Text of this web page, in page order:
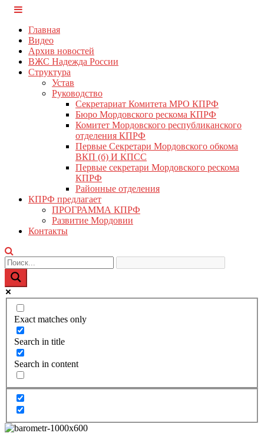
Перейти
содержимому
Главная
Видео
Архив новостей
ВЖС Надежда России
Структура
Устав
Руководство
Секретариат Комитета МРО КПРФ
Бюро Мордовского рескома КПРФ
Комитет Мордовского республиканского
отделения КПРФ
Первые Секретари Мордовского обкома
ВКП (б) И КПСС
Первые секретари Мордовского рескома
КПРФ
Районные отделения
КПРФ предлагает
ПРОГРАММА КПРФ
Развитие Мордовии
Контакты
Exact matches only
Search in title
Search in content